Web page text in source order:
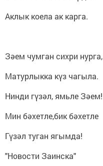
Аклык коела ак карга.
Зәем чумган сихри нурга,
Матурлыкка күз чагыла.
Нинди гүзәл, ямьле Зәем!
Мин бәхетле,бик бәхетле
Гүзәл туган ягымда!
"Новости Заинска"